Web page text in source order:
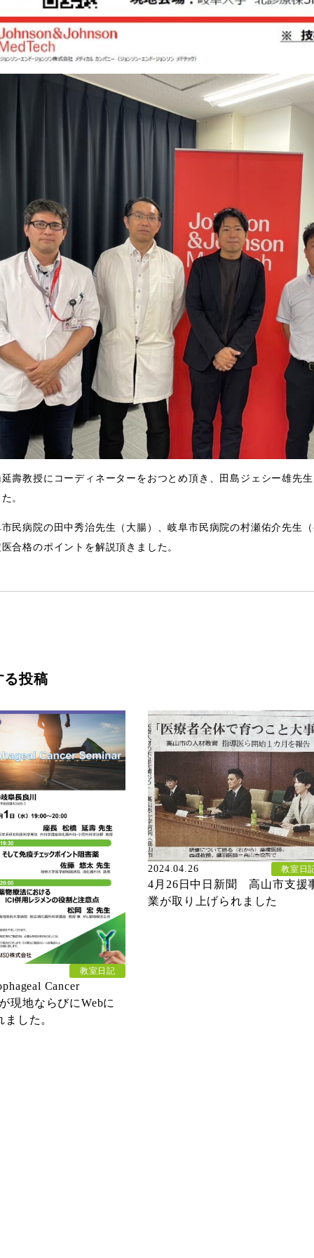
壽教授にコーディネーターをおつとめ頂き、田島ジェシー雄先
。
民病院の田中秀治先生（大腸）、岐阜市民病院の村瀬佑介先生
合格のポイントを解説頂きました。
る投稿
教室日記
Cancer
現地ならびにWebに
した。
2024.04.26 教室日
4月26日中日新聞 高山市支援
業が取り上げられました